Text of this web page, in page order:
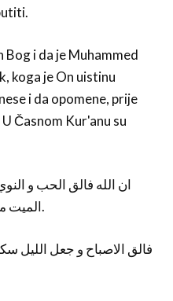
Bog i da je Muhammed
koga je On uistinu
i da opomene, prije
Časnom Kur'anu su
ان الله فالق الحب و
الميت من الحي ذلكم الله فاني تؤفكون.
فالق الاصباح و جعل الليل